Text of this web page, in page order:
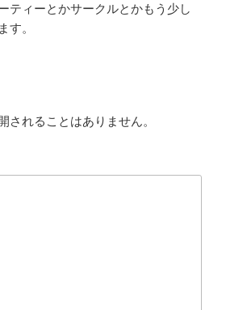
ティーとかサークルとかもう少し
す。
されることはありません。